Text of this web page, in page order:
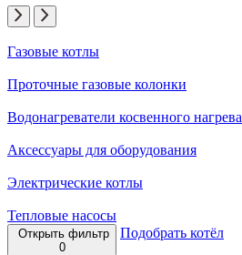
Газовые котлы
Проточные газовые колонки
Водонагреватели косвенного нагрева
Аксессуары для оборудования
Электрические котлы
Тепловые насосы
Открыть фильтр
0
Подобрать котёл